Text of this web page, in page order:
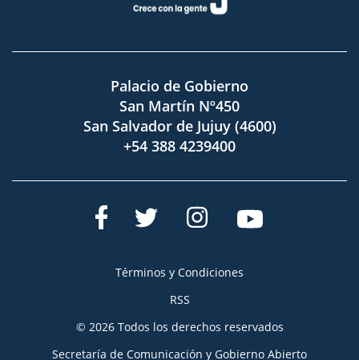
Palacio de Gobierno
San Martín Nº450
San Salvador de Jujuy (4600)
+54 388 4239400
Términos y Condiciones
RSS
© 2026 Todos los derechos reservados
Secretaría de Comunicación y Gobierno Abierto